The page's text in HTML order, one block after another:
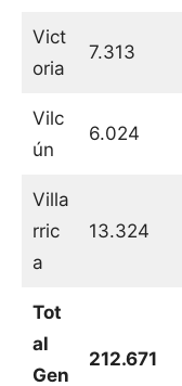
Vict
oria
7.313
Vilc
ún
6.024
Villa
rric
a
13.324
Tot
al
Gen
212.671